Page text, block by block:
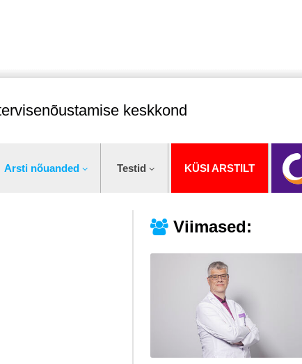
keskkond
Arsti nõuanded Testid KÜSI ARSTILT
Viimased: